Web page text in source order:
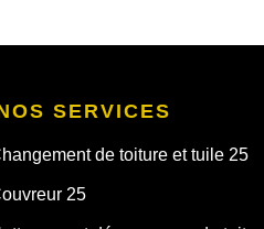
SERVICES
de toiture et tuile 25
25